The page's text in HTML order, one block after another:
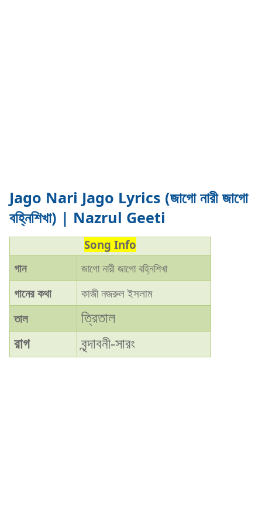
Jago Nari Jago Lyrics (জাগো নারী জাগো
বহ্নিশিখা) | Nazrul Geeti
Song Info
গান
জাগো নারী জাগো বহ্নিশিখা
গানের কথা
কাজী নজরুল ইসলাম
তাল
ত্রিতাল
রাগ
বৃন্দাবনী-সারং